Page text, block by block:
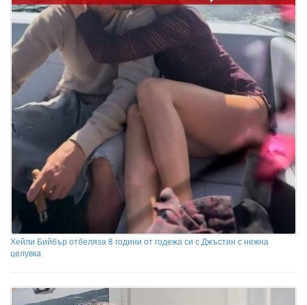
Хейли Бийбър отбеляза 8 години от годежа си с Джъстин с нежна
целувка